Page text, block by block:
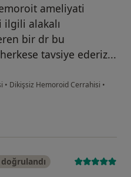
ameliyati
ilgili alakalı
bir dr bu
tavsiye ederiz...
• Dikişsiz Hemoroid Cerrahisi •